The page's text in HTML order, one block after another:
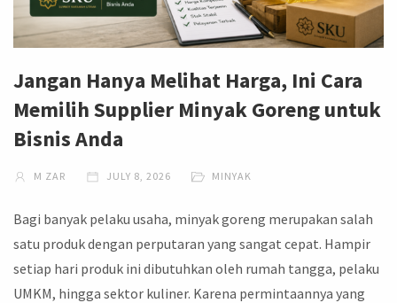
Jangan Hanya Melihat Harga, Ini Cara
Memilih Supplier Minyak Goreng untuk
Bisnis Anda
M ZAR JULY 8, 2026 MINYAK
Bagi banyak pelaku usaha, minyak goreng merupakan salah
satu produk dengan perputaran yang sangat cepat. Hampir
setiap hari produk ini dibutuhkan oleh rumah tangga, pelaku
UMKM, hingga sektor kuliner. Karena permintaannya yang